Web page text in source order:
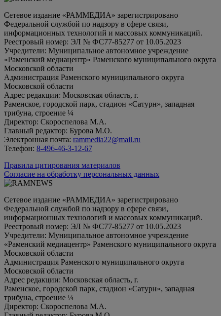
Сетевое издание «РАММЕДИА» зарегистрировано
Федеральной службой по надзору в сфере связи,
информационных технологий и массовых коммуникаций.
Реестровый номер: ЭЛ № ФС77-85277 от 10.05.2023
Учредители: Муниципальное автономное учреждение
«Раменский медиацентр» Раменского муниципального округа
Московской области
Администрация Раменского муниципального округа
Московской области
Адрес редакции: Московская область, г.
Раменское, городской парк, стадион «Сатурн», западная
трибуна, строение ¼
Директор: Скороспелова М.А.
Главный редактор: Бурова М.О.
Электронная почта: rammedia22@mail.ru
Телефон: 8-496-46-3-12-67
Правила цитирования материалов
Согласие на обработку персональных данных
Сетевое издание «РАММЕДИА» зарегистрировано
Федеральной службой по надзору в сфере связи,
информационных технологий и массовых коммуникаций.
Реестровый номер: ЭЛ № ФС77-85277 от 10.05.2023
Учредители: Муниципальное автономное учреждение
«Раменский медиацентр» Раменского муниципального округа
Московской области
Администрация Раменского муниципального округа
Московской области
Адрес редакции: Московская область, г.
Раменское, городской парк, стадион «Сатурн», западная
трибуна, строение ¼
Директор: Скороспелова М.А.